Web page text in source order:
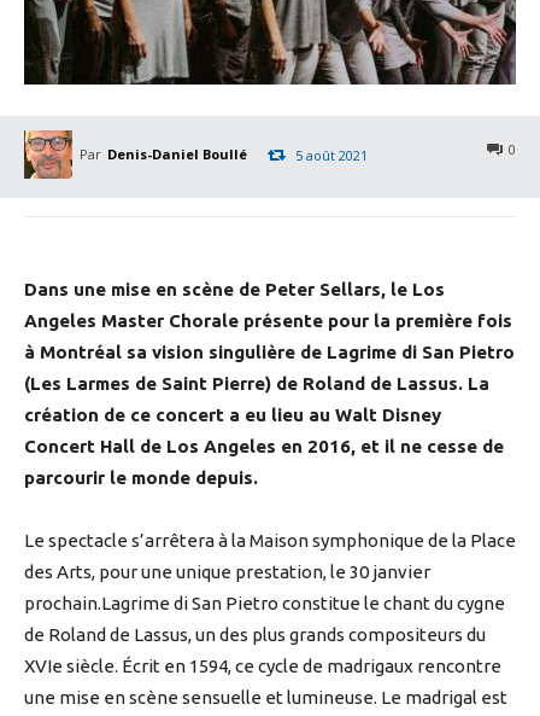
Par Denis-Daniel Boullé 0
5 août 2021
Dans une mise en scène de Peter Sellars, le Los
Angeles Master Chorale présente pour la première fois
à Montréal sa vision singulière de Lagrime di San Pietro
(Les Larmes de Saint Pierre) de Roland de Lassus. La
création de ce concert a eu lieu au Walt Disney
Concert Hall de Los Angeles en 2016, et il ne cesse de
parcourir le monde depuis.
Le spectacle s’arrêtera à la Maison symphonique de la Place
des Arts, pour une unique prestation, le 30 janvier
prochain.Lagrime di San Pietro constitue le chant du cygne
de Roland de Lassus, un des plus grands compositeurs du
XVIe siècle. Écrit en 1594, ce cycle de madrigaux rencontre
une mise en scène sensuelle et lumineuse. Le madrigal est